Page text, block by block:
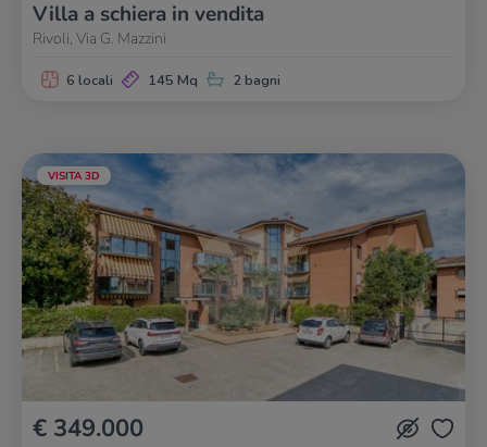
Villa a schiera in vendita
Rivoli, Via G. Mazzini
6 locali 145 Mq 2 bagni
VISITA 3D
€ 349.000